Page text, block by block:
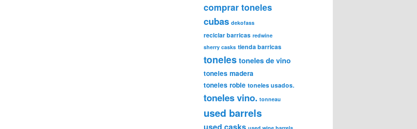
comprar toneles
cubas dekofass
reciclar barricas redwine
sherry casks tienda barricas
toneles toneles de vino
toneles madera
toneles roble toneles usados.
toneles vino. tonneau
used barrels
used casks